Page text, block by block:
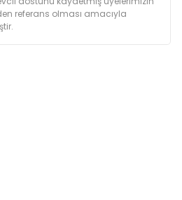
referans olması amacıyla